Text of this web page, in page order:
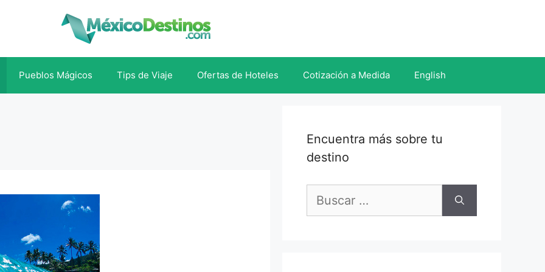
Pueblos Mágicos Tips de Viaje Ofertas de Hoteles Cotización a Medida English
Encuentra más sobre tu
destino